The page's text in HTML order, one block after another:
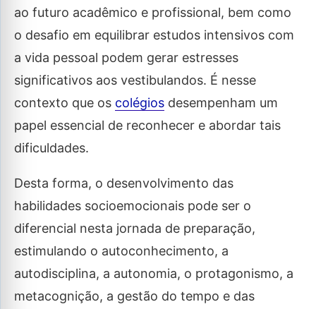
ao futuro acadêmico e profissional, bem como
o desafio em equilibrar estudos intensivos com
a vida pessoal podem gerar estresses
significativos aos vestibulandos. É nesse
contexto que os colégios desempenham um
papel essencial de reconhecer e abordar tais
dificuldades.
Desta forma, o desenvolvimento das
habilidades socioemocionais pode ser o
diferencial nesta jornada de preparação,
estimulando o autoconhecimento, a
autodisciplina, a autonomia, o protagonismo, a
metacognição, a gestão do tempo e das